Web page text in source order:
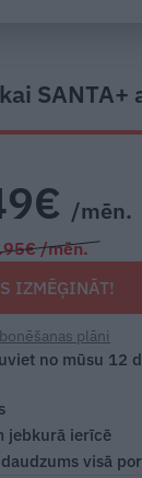
SANTA+
/mēn.
/mēn.
IZMĒĢINĀT!
plāni
no mūsu 12
jebkurā ierīcē
visā